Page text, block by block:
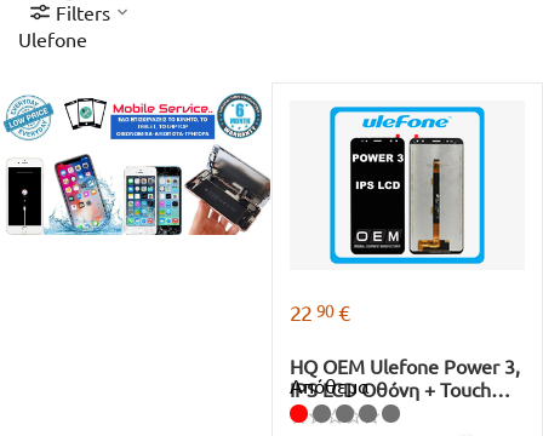
Filters
Ulefone
22 90€
HQ OEM Ulefone Power 3,
IPS LCD Οθόνη + Touch
Screen Digitizer Black
Απόθεμα